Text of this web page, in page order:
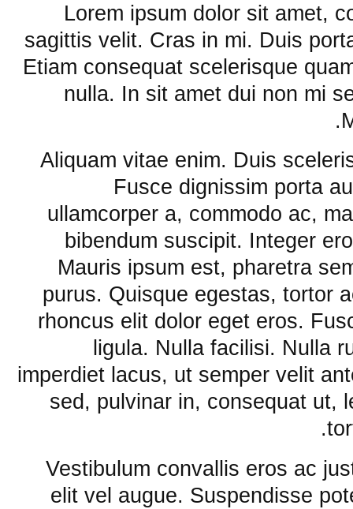
Lorem ipsum dolor sit amet,
sagittis velit. Cras in mi. Duis
Etiam consequat scelerisque
nulla. In sit amet dui non mi
Aliquam vitae enim. Duis
Fusce dignissim porta
ullamcorper a, commodo ac,
bibendum suscipit. Integer
Mauris ipsum est, pharetra
purus. Quisque egestas, tortor
rhoncus elit dolor eget eros.
ligula. Nulla facilisi. Nulla
imperdiet lacus, ut semper velit
sed, pulvinar in, consequat ut,
Vestibulum convallis eros ac
elit vel augue. Suspendisse